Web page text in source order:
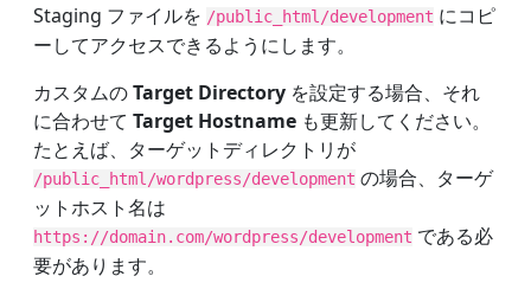
Staging ファイルを /public_html/development にコピ
ーしてアクセスできるようにします。
カスタムのTarget Directory を設定する場合、それ
に合わせて Target Hostname も更新してください。
たとえば、ターゲットディレクトリが
/public_html/wordpress/development の場合、ターゲ
ットホスト名は
https://domain.com/wordpress/development である必
要があります。